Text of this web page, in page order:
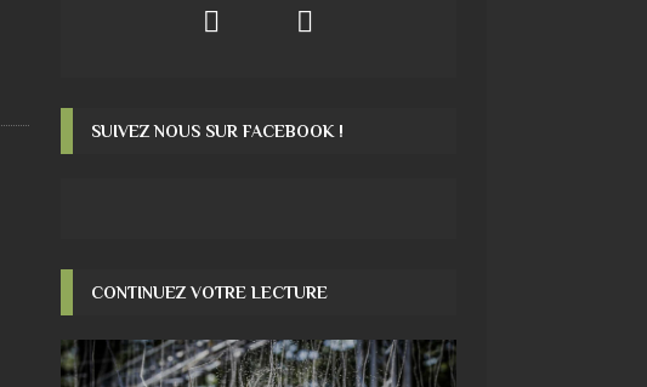
SUIVEZ NOUS SUR FACEBOOK !
CONTINUEZ VOTRE LECTURE